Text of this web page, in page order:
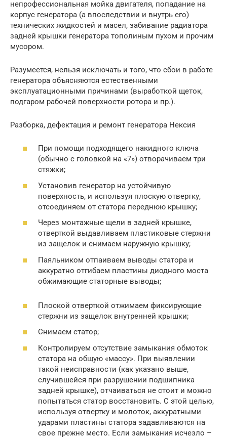
непрофессиональная мойка двигателя, попадание на
корпус генератора (а впоследствии и внутрь его)
технических жидкостей и масел, забивание радиатора
задней крышки генератора тополиным пухом и прочим
мусором.
Разумеется, нельзя исключать и того, что сбои в работе
генератора объясняются естественными
эксплуатационными причинами (выработкой щеток,
подгаром рабочей поверхности ротора и пр.).
Разборка, дефектация и ремонт генератора Нексия
При помощи подходящего накидного ключа
(обычно с головкой на «7») отворачиваем три
стяжки;
Установив генератор на устойчивую
поверхность, и используя плоскую отвертку,
отсоединяем от статора переднюю крышку;
Через монтажные щели в задней крышке,
отверткой выдавливаем пластиковые стержни
из защелок и снимаем наружную крышку;
Паяльником отпаиваем выводы статора и
аккуратно отгибаем пластины диодного моста
обжимающие статорные выводы;
Плоской отверткой отжимаем фиксирующие
стержни из защелок внутренней крышки;
Снимаем статор;
Контролируем отсутствие замыкания обмоток
статора на общую «массу». При выявлении
такой неисправности (как указано выше,
случившейся при разрушении подшипника
задней крышке), отчаиваться не стоит и можно
попытаться статор восстановить. С этой целью,
используя отвертку и молоток, аккуратными
ударами пластины статора задавливаются на
свое прежне место. Если замыкания исчезло –